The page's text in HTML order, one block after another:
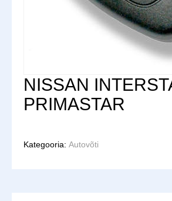
NISSAN
PRIMASTAR
Kategooria: Autovõti